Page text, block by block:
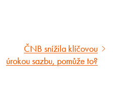
Následující
článek
ČNB snížila klíčovou
úrokou sazbu, pomůže to?